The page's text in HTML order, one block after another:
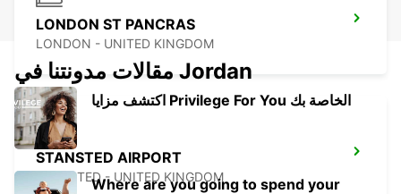
LONDON ST PANCRAS
LONDON - UNITED KINGDOM
STANSTED AIRPORT
STANSTED - UNITED KINGDOM
مقالات مدونتنا في Jordan
اكتشف مزايا Privilege For You الخاصة بك
Where are you going to spend your